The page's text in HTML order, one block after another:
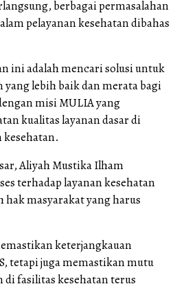
berbagai permasalahan
pelayanan kesehatan dibahas
ini adalah mencari solusi untuk
lebih baik dan merata bagi
misi MULIA yang
kualitas layanan dasar di
Aliyah Mustika Ilham
terhadap layanan kesehatan
hak masyarakat yang harus
keterjangkauan
tetapi juga memastikan mutu
fasilitas kesehatan terus